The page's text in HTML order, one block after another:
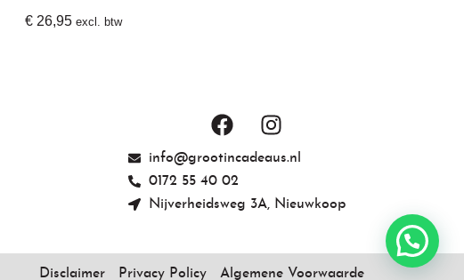
€26,95 excl. btw
F
a
c
e
b
k
I
n
s
a
a
info@grootincadeaus.nl
0172 55 40 02
Nijverheidsweg 3A, Nieuwkoop
Disclaimer Privacy Policy Algemene Voorwaarde